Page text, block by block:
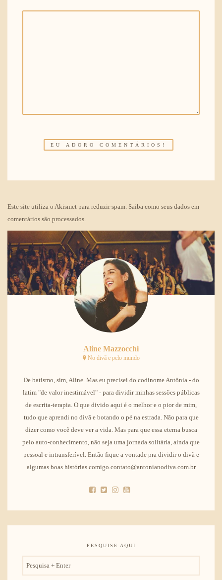
Este site utiliza o Akismet para reduzir spam. Saiba como seus dados em
comentários são processados
Aline Mazzocchi
No divã e pelo mundo
De batismo, sim, Aline. Mas eu precisei do codinome Antônia - do
latim "de valor inestimável" - para dividir minhas sessões públicas
de escrita-terapia. O que divido aqui é o melhor e o pior de mim,
tudo que aprendi no divã e botando o pé na estrada. Não para que
dizer como você deve ver a vida. Mas para que essa eterna busca
pelo auto-conhecimento, não seja uma jornada solitária, ainda que
pessoal e intransferível. Então fique a vontade pra dividir o divã e
algumas boas histórias comigo.contato@antonianodiva.com.br
PESQUISE AQUI